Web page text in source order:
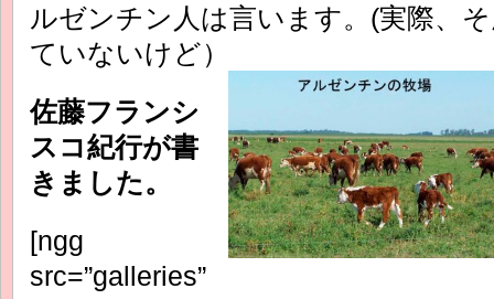
ルゼンチン人は言います。(実際、
ていないけど）
佐藤フランシ
スコ紀行が書
きました。
[ngg
src=”galleries”